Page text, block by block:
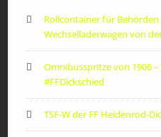
Rollcontainer für Behörden
Wechselladerwagen von
Omnibusspritze von 1906 –
#FFDickschied
TSF-W der FF Heidenrod-